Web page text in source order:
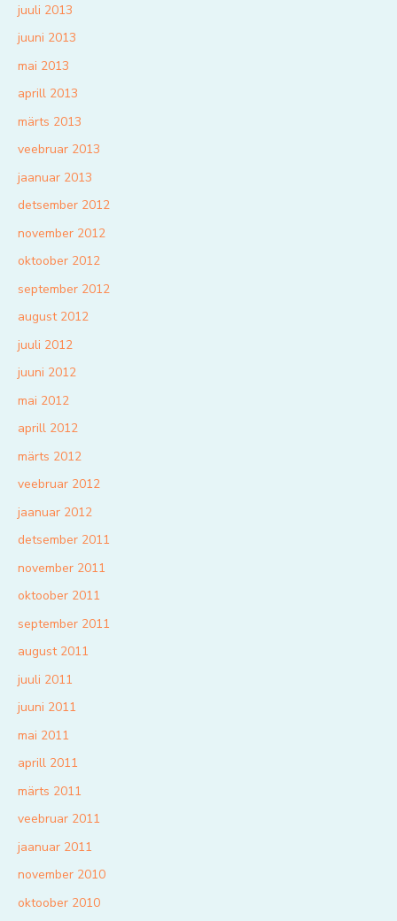
juuli 2013
juuni 2013
mai 2013
aprill 2013
märts 2013
veebruar 2013
jaanuar 2013
detsember 2012
november 2012
oktoober 2012
september 2012
august 2012
juuli 2012
juuni 2012
mai 2012
aprill 2012
märts 2012
veebruar 2012
jaanuar 2012
detsember 2011
november 2011
oktoober 2011
september 2011
august 2011
juuli 2011
juuni 2011
mai 2011
aprill 2011
märts 2011
veebruar 2011
jaanuar 2011
november 2010
oktoober 2010